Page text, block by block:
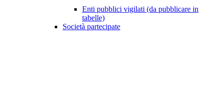
Enti pubblici vigilati (da pubblicare in
tabelle)
Società partecipate